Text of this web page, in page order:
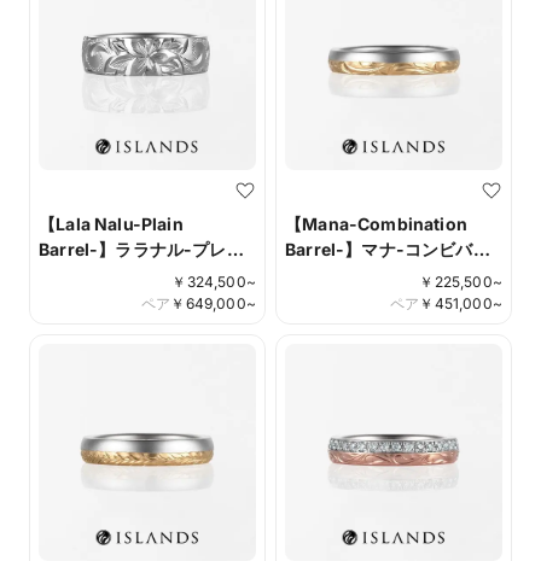
【Lala Nalu-Plain
Barrel-】ララナル-プレー
ンバレルシリーズ-
￥ 324,500~
￥ 649,000~
ペア
【Mana-Combination
Barrel-】マナ-コンビバレ
￥ 225,500~
￥ 451,000~
ペア